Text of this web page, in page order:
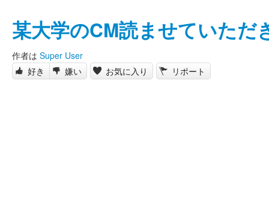
某大学のCM読ませていただ
作者は Super User
好き
嫌い お気に入り リポート